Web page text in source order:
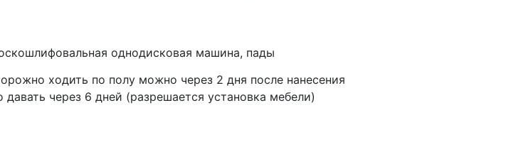
однодисковая машина, пады
ходить по полу можно через 2 дня после нанесения
через 6 дней (разрешается установка мебели)